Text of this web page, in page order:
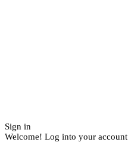
Sign in
Welcome! Log into your account